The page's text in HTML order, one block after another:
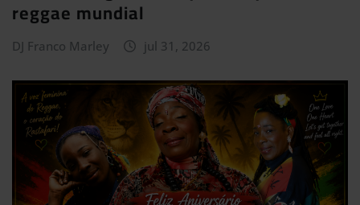
reggae mundial
DJ Franco Marley jul 31, 2026